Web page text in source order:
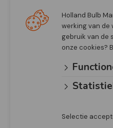
RetailHolland Bulb
werking van de
gebruik van de
onze cookies?
Selectie